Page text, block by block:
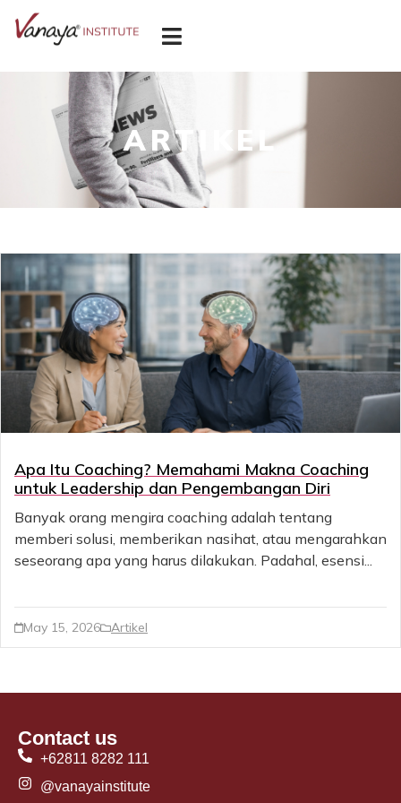
ARTIKEL
Apa Itu Coaching? Memahami Makna Coaching
untuk Leadership dan Pengembangan Diri
Banyak orang mengira coaching adalah tentang
memberi solusi, memberikan nasihat, atau mengarahkan
seseorang apa yang harus dilakukan. Padahal, esensi...
May 15, 2026 Artikel
Contact us
+62811 8282 111
@vanayainstitute